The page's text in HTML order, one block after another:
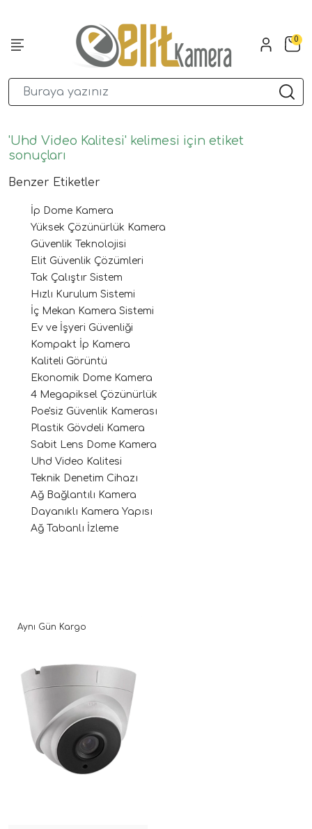
0
'Uhd Video Kalitesi' kelimesi için etiket
sonuçları
Benzer Etiketler
İp Dome Kamera
Yüksek Çözünürlük Kamera
Güvenlik Teknolojisi
Elit Güvenlik Çözümleri
Tak Çalıştır Sistem
Hızlı Kurulum Sistemi
İç Mekan Kamera Sistemi
Ev ve İşyeri Güvenliği
Kompakt İp Kamera
Kaliteli Görüntü
Ekonomik Dome Kamera
4 Megapiksel Çözünürlük
Poe'siz Güvenlik Kamerası
Plastik Gövdeli Kamera
Sabit Lens Dome Kamera
Uhd Video Kalitesi
Teknik Denetim Cihazı
Ağ Bağlantılı Kamera
Dayanıklı Kamera Yapısı
Ağ Tabanlı İzleme
Aynı Gün Kargo